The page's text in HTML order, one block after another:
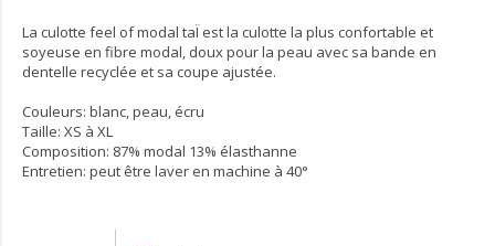
La culotte feel of modal taÏ est la culotte la plus confortable et
soyeuse en fibre modal, doux pour la peau avec sa bande en
dentelle recyclée et sa coupe ajustée.
Couleurs: blanc, peau, écru
Taille: XS à XL
Composition: 87% modal 13% élasthanne
Entretien: peut être laver en machine à 40°